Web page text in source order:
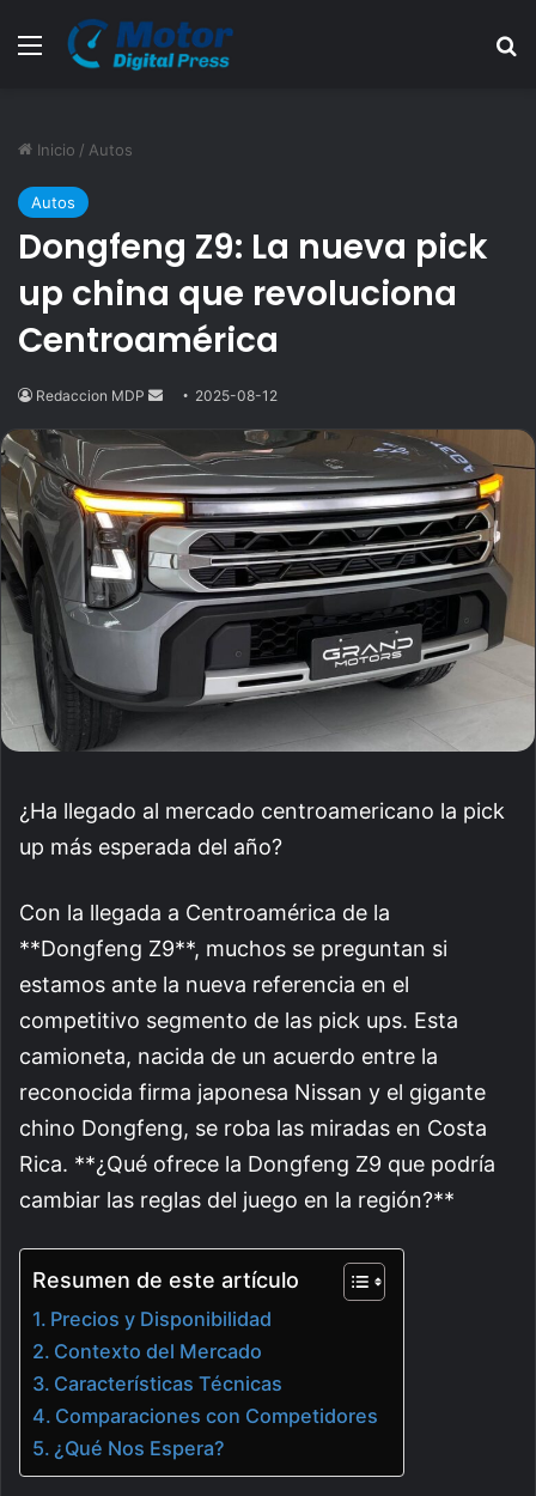
Menú
Inicio / Autos
Autos
Dongfeng Z9: La nueva pick
up china que revoluciona
Centroamérica
Redaccion MDP
Send
email
2025-08-12
¿Ha llegado al mercado centroamericano la pick
up más esperada del año?
Con la llegada a Centroamérica de la
**Dongfeng Z9**, muchos se preguntan si
estamos ante la nueva referencia en el
competitivo segmento de las pick ups. Esta
camioneta, nacida de un acuerdo entre la
reconocida firma japonesa Nissan y el gigante
chino Dongfeng, se roba las miradas en Costa
Rica. **¿Qué ofrece la Dongfeng Z9 que podría
cambiar las reglas del juego en la región?**
Resumen de este artículo
Precios y Disponibilidad
Contexto del Mercado
Características Técnicas
Comparaciones con Competidores
¿Qué Nos Espera?